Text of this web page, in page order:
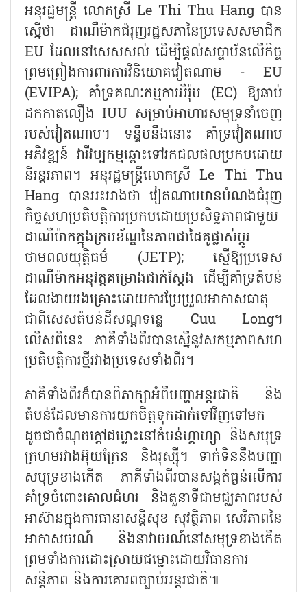
អនុរដ្ឋមន្ត្រី លោកស្រី Le Thi Thu Hang បាន
ស្នើថា ដាណឺម៉ាកជំរុញរដ្ឋសភានៃប្រទេសសមាជិក
EU ដែលនៅសេសសល់ ដើម្បីផ្តល់សច្ចាប័នលើកិច្ច
ព្រមព្រៀងការពារការវិនិយោគវៀតណាម - EU
(EVIPA); គាំទ្រគណៈកម្មការអឺរ៉ុប (EC) ឱ្យឆាប់
ដកកាតលឿង IUU សម្រាប់អាហារសមុទ្រនាំចេញ
របស់វៀតណាម។ ទន្ទឹមនឹងនោះ គាំទ្រវៀតណាម
អភិវឌ្ឍន៍ វារីវប្បកម្មឆ្ពោះទៅរកជលផលប្រកបដោយ
និរន្តរភាព។ អនុរដ្ឋមន្ត្រីលោកស្រី Le Thi Thu
Hang បានអះអាងថា វៀតណាមមានបំណងជំរុញ
កិច្ចសហប្រតិបត្តិការប្រកបដោយប្រសិទ្ធភាពជាមួយ
ដាណឺម៉ាកក្នុងក្របខ័ណ្ឌនៃភាពជាដៃគូផ្លាស់ប្តូរ
ថាមពលយុត្តិធម៌ (JETP); ស្នើឱ្យប្រទេស
ដាណឺម៉ាកអនុវត្តគម្រោងជាក់ស្តែង ដើម្បីគាំទ្រតំបន់
ដែលងាយរងគ្រោះដោយការប្រែប្រួលអាកាសធាតុ
ជាពិសេសតំបន់ដីសណ្ដទន្លេ Cuu Long។
លើសពីនេះ ភាគីទាំងពីរបានស្នើនូវសកម្មភាពសហ
ប្រតិបត្តិការថ្មីរវាងប្រទេសទាំងពីរ។
ភាគីទាំងពីរក៏បានពិភាក្សាអំពីបញ្ហាអន្តរជាតិ និង
តំបន់ដែលមានការយកចិត្តទុកដាក់ទៅវិញទៅមក
ដូចជាចំណុចក្តៅជម្លោះនៅតំបន់ហ្គាហ្សា និងសមុទ្រ
ក្រហមរវាងអ៊ុយក្រែន និងរុស្ស៊ី។ ទាក់ទិននឹងបញ្ហា
សមុទ្រខាងកើត ភាគីទាំងពីរបានសង្កត់ធ្ងន់លើការ
គាំទ្រចំពោះគោលជំហរ និងតួនាទីជាមជ្ឈភាពរបស់
អាស៊ានក្នុងការធានាសន្តិសុខ សុវត្ថិភាព សេរីភាពនៃ
អាកាសចរណ៍ និងនាវាចរណ៍នៅសមុទ្រខាងកើត
ព្រមទាំងការដោះស្រាយជម្លោះដោយវិធានការ
សន្តិភាព និងការគោរពច្បាប់អន្តរជាតិ៕